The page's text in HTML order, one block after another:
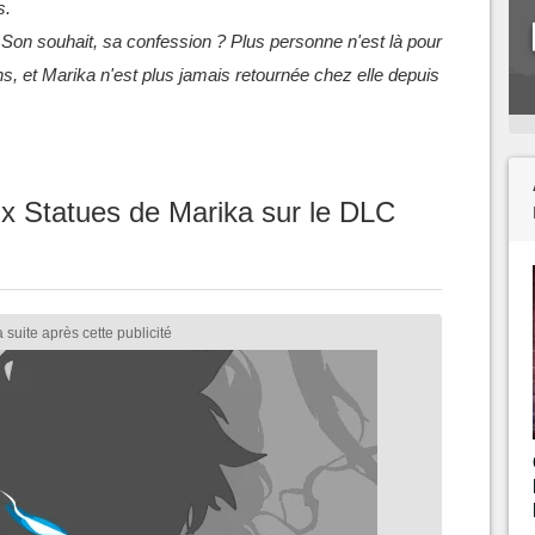
souhait, sa confession ? Plus personne n'est là pour
et Marika n'est plus jamais retournée chez elle depuis
Statues de Marika sur le DLC